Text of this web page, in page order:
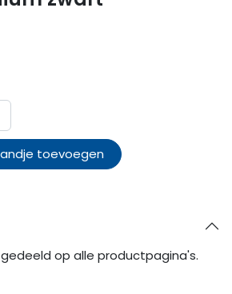
toevoegen
op alle productpagina's.